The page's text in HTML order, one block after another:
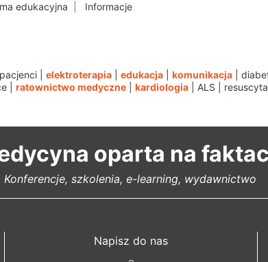
edukacyjna Informacje
pacjenci elektroterapia edukacja komunikacja
| ratownictwo medyczne| kardiologia| ALS
oparta na
Konferencje, szkolenia, e-learning, wydawnictwo
Napisz do nas